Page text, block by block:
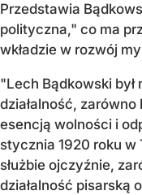
Przedstawia
polityczna," co ma
wkładzie w rozwój
"Lech Bądkowski
działalność,
esencją wolności i
stycznia 1920 roku w
służbie ojczyźnie,
działalność pisarską